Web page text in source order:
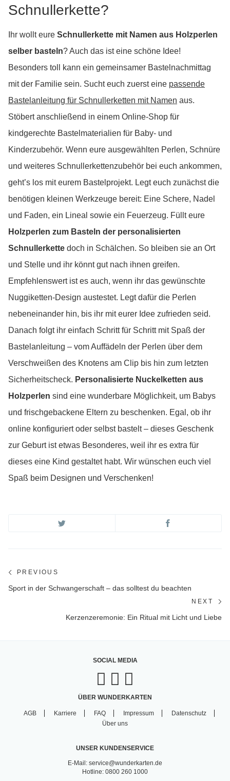
Schnullerkette?
Ihr wollt eure Schnullerkette mit Namen aus Holzperlen
selber basteln? Auch das ist eine schöne Idee!
Besonders toll kann ein gemeinsamer Bastelnachmittag
mit der Familie sein. Sucht euch zuerst eine passende
Bastelanleitung für Schnullerketten mit Namen aus.
Stöbert anschließend in einem Online-Shop für
kindgerechte Bastelmaterialien für Baby- und
Kinderzubehör. Wenn eure ausgewählten Perlen, Schnüre
und weiteres Schnullerkettenzubehör bei euch ankommen,
geht’s los mit eurem Bastelprojekt. Legt euch zunächst die
benötigen kleinen Werkzeuge bereit: Eine Schere, Nadel
und Faden, ein Lineal sowie ein Feuerzeug. Füllt eure
Holzperlen zum Basteln der personalisierten
Schnullerkette doch in Schälchen. So bleiben sie an Ort
und Stelle und ihr könnt gut nach ihnen greifen.
Empfehlenswert ist es auch, wenn ihr das gewünschte
Nuggiketten-Design austestet. Legt dafür die Perlen
nebeneinander hin, bis ihr mit eurer Idee zufrieden seid.
Danach folgt ihr einfach Schritt für Schritt mit Spaß der
Bastelanleitung – vom Auffädeln der Perlen über dem
Verschweißen des Knotens am Clip bis hin zum letzten
Sicherheitscheck. Personalisierte Nuckelketten aus
Holzperlen sind eine wunderbare Möglichkeit, um Babys
und frischgebackene Eltern zu beschenken. Egal, ob ihr
online konfiguriert oder selbst bastelt – dieses Geschenk
zur Geburt ist etwas Besonderes, weil ihr es extra für
dieses eine Kind gestaltet habt. Wir wünschen euch viel
Spaß beim Designen und Verschenken!
Beitragsnavigation
PREVIOUS
Previous
Sport in der Schwangerschaft – das solltest du beachten
NEXT
Kerzenzeremonie: Ein Ritual mit Licht und Liebe
SOCIAL MEDIA
ÜBER WUNDERKARTEN
AGB Karriere FAQ Impressum
Datenschutz
Über uns
UNSER KUNDENSERVICE
E-Mail: service@wunderkarten.de
Hotline: 0800 260 1000